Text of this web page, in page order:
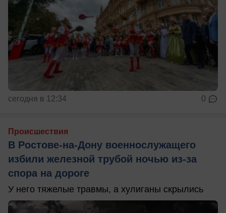
сегодня в 12:34 0
Происшествия
В Ростове-на-Дону военнослужащего
избили железной трубой ночью из-за
спора на дороге
У него тяжелые травмы, а хулиганы скрылись